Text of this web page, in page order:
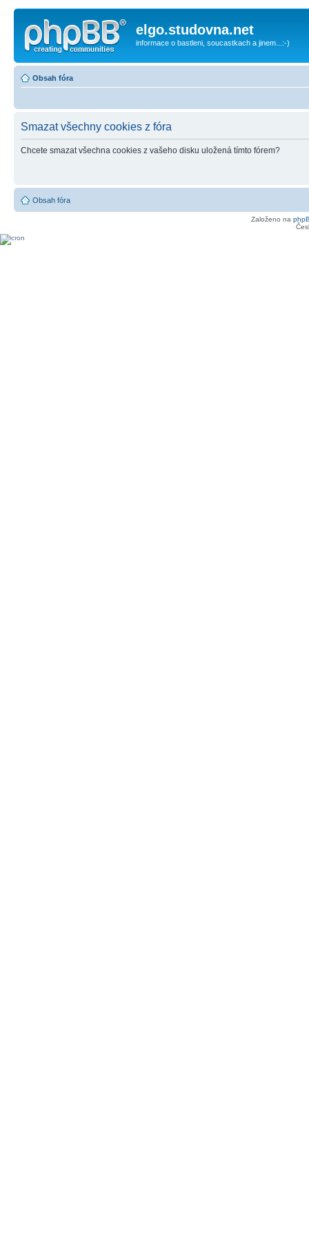
elgo.studovna.net
informace o bastleni, soucastkach a jinem...:-)
Obsah fóra
Smazat všechny cookies z fóra
Chcete smazat všechna cookies z vašeho disku uložená tímto fórem?
Obsah fóra
Založeno na